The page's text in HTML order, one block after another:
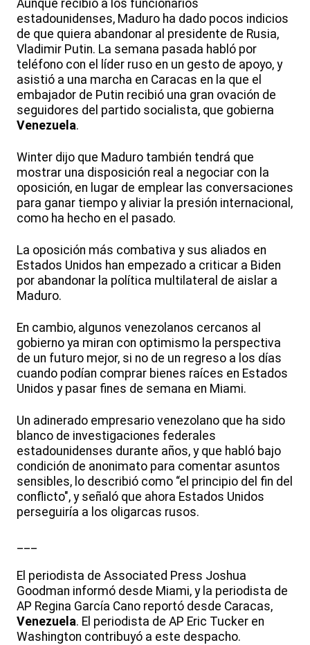
Aunque recibió a los funcionarios
estadounidenses, Maduro ha dado pocos indicios
de que quiera abandonar al presidente de Rusia,
Vladimir Putin. La semana pasada habló por
teléfono con el líder ruso en un gesto de apoyo, y
asistió a una marcha en Caracas en la que el
embajador de Putin recibió una gran ovación de
seguidores del partido socialista, que gobierna
Venezuela.
Winter dijo que Maduro también tendrá que
mostrar una disposición real a negociar con la
oposición, en lugar de emplear las conversaciones
para ganar tiempo y aliviar la presión internacional,
como ha hecho en el pasado.
La oposición más combativa y sus aliados en
Estados Unidos han empezado a criticar a Biden
por abandonar la política multilateral de aislar a
Maduro.
En cambio, algunos venezolanos cercanos al
gobierno ya miran con optimismo la perspectiva
de un futuro mejor, si no de un regreso a los días
cuando podían comprar bienes raíces en Estados
Unidos y pasar fines de semana en Miami.
Un adinerado empresario venezolano que ha sido
blanco de investigaciones federales
estadounidenses durante años, y que habló bajo
condición de anonimato para comentar asuntos
sensibles, lo describió como “el principio del fin del
conflicto", y señaló que ahora Estados Unidos
perseguiría a los oligarcas rusos.
___
El periodista de Associated Press Joshua
Goodman informó desde Miami, y la periodista de
AP Regina García Cano reportó desde Caracas,
Venezuela. El periodista de AP Eric Tucker en
Washington contribuyó a este despacho.